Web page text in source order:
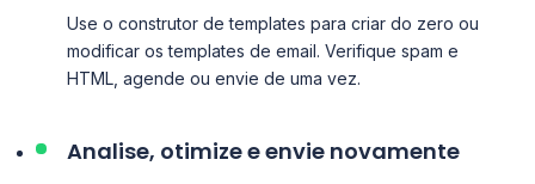
Use o construtor de templates para criar do zero ou
modificar os templates de email. Verifique spam e
HTML, agende ou envie de uma vez.
Analise, otimize e envie novamente